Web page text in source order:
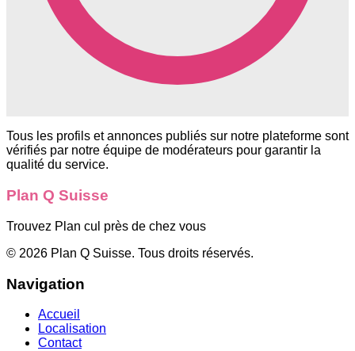
Tous les profils et annonces publiés sur notre plateforme sont
vérifiés par notre équipe de modérateurs pour garantir la
qualité du service.
Plan Q Suisse
Trouvez Plan cul près de chez vous
© 2026 Plan Q Suisse. Tous droits réservés.
Navigation
Accueil
Localisation
Contact